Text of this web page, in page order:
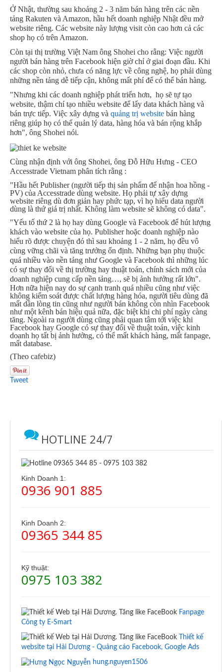
Ở Nhật, thường sau khoảng 2 - 3 năm bán hàng trên các nền
tảng Rakuten và Amazon, hầu hết doanh nghiệp Nhật đều mở
website riêng. Các website này lượng visit còn cao hơn cả các
shop họ có trên Amazon.
Còn tại thị trường Việt Nam ông Shohei cho rằng: Việc người
người bán hàng trên Facebook hiện giờ chỉ ở giai đoạn đầu. Khi
các shop còn nhỏ, chưa có năng lực về công nghệ, họ phải dùng
những nền tảng dễ tiếp cận, không mất phí để có thể bán hàng.
"Nhưng khi các doanh nghiệp phát triển hơn, họ sẽ tự tạo
website, thậm chí tạo nhiều website để lấy data khách hàng và
bán trực tiếp. Việc xây dựng và quảng trị website bán hàng
riêng giúp họ có thể quản lý data, hàng hóa và bán rộng khắp
hơn", ông Shohei nói.
Cùng nhận định với ông Shohei, ông Đỗ Hữu Hưng - CEO
Accesstrade Vietnam phân tích rằng :
"Hầu hết Publisher (người tiếp thị sản phẩm để nhận hoa hồng -
PV) của Accesstrade dùng website. Họ phải tự xây dựng
website riêng dù đơn giản hay phức tạp, vì họ hiểu data người
dùng là thứ giá trị nhất. Không làm website sẽ không có data".
"Yếu tố thứ 2 là họ hay dùng Google và Facebook để hút lượng
khách vào website của họ. Publisher hoặc doanh nghiệp nào
hiểu rõ được chuyện đó thì sau khoảng 1 - 2 năm, họ đều vô
cùng vững chãi và tăng trưởng ổn định. Những bạn phụ thuộc
quá nhiều vào nền tảng như Google và Facebook thì những lúc
có sự thay đổi về thị trường hay thuật toán, chính sách mới của
doanh nghiệp cung cấp nền tảng…, sẽ bị ảnh hưởng rất lớn".
Hơn nữa hiện nay do sự cạnh tranh quá nhiều cũng như việc
không kiểm soát được chất lượng hàng hóa, người tiêu dùng đã
mất dần lòng tin cũng như người bán không còn nhìn Facebook
như một kênh bán hiệu quả nữa, đặc biệt khi chi phí ngày càng
tăng. Ngoài ra người dùng cũng phải quan tâm tới việc khi
Facebook hay Google có sự thay đổi về thuật toán, việc kinh
doanh họ tất bị ảnh hưởng, có thể mất khách hàng, mất fanpage,
mất database.
(Theo cafebiz)
Tweet
HOTLINE 24/7
Kinh Doanh 1:
0936 901 885
Kinh Doanh 2:
09365 344 85
Kỹ thuật:
0975 103 382
Fanpage
Công ty E-Smart
Thiết kế
website tại Hải Dương - Quảng cáo Facebook, Google Ads
hung.nguyen1506